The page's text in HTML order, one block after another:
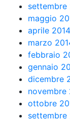
settembre
maggio
aprile 2014
marzo
febbraio
gennaio
dicembre
novembre
ottobre
settembre